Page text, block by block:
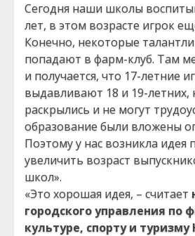
Сегодня наши школы
лет, в этом возрасте игрок
Конечно, некоторые
попадают в фарм-клуб. Там
и получается, что 17-летние
выдавливают 18 и 19-
раскрылись и не могут
образование были вложены
Поэтому у нас возникла
увеличить возраст
школ».
«Это хорошая идея, – считает
городского управления по
культуре, спорту и